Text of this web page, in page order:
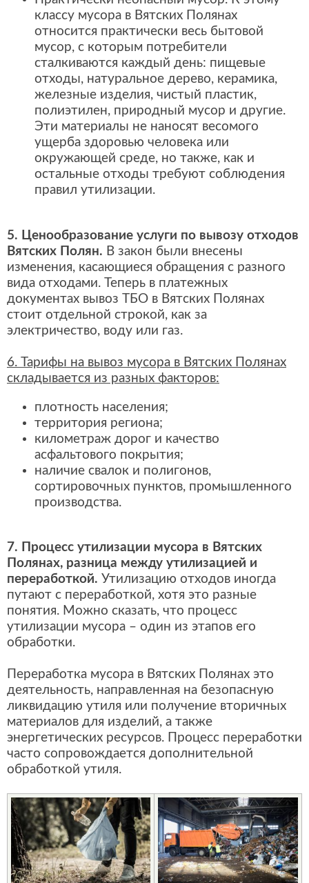
классу мусора в Вятских Полянах
относится практически весь бытовой
мусор, с которым потребители
сталкиваются каждый день: пищевые
отходы, натуральное дерево, керамика,
железные изделия, чистый пластик,
полиэтилен, природный мусор и другие.
Эти материалы не наносят весомого
ущерба здоровью человека или
окружающей среде, но также, как и
остальные отходы требуют соблюдения
правил утилизации.
5. Ценообразование услуги по вывозу отходов
Вятских Полян. В закон были внесены
изменения, касающиеся обращения с разного
вида отходами. Теперь в платежных
документах вывоз ТБО в Вятских Полянах
стоит отдельной строкой, как за
электричество, воду или газ.
6. Тарифы на вывоз мусора в Вятских Полянах
складывается из разных факторов:
плотность населения;
территория региона;
километраж дорог и качество
асфальтового покрытия;
наличие свалок и полигонов,
сортировочных пунктов, промышленного
производства.
7. Процесс утилизации мусора в Вятских
Полянах, разница между утилизацией и
переработкой. Утилизацию отходов иногда
путают с переработкой, хотя это разные
понятия. Можно сказать, что процесс
утилизации мусора – один из этапов его
обработки.
Переработка мусора в Вятских Полянах это
деятельность, направленная на безопасную
ликвидацию утиля или получение вторичных
материалов для изделий, а также
энергетических ресурсов. Процесс переработки
часто сопровождается дополнительной
обработкой утиля.